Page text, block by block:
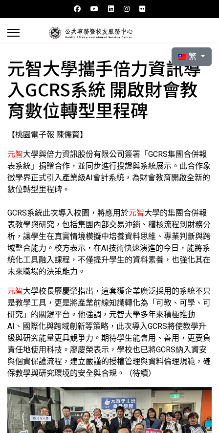
選擇你的語言
繁
元智大學攜手倍力資訊導
入GCRS系統 開啟財會教
育數位轉型里程碑
【桃園電子報 陳儒賢】
元智大學與倍力資訊股份有限公司簽署「GCRS集團合併報
表系統」捐贈合作，並同步進行授證與系統展示。此合作象
徵學界正式引入產業級AI會計系統，為財會教育開啟全新的
數位轉型里程碑。
GCRS系統此次導入校園，將應用於元智大學的集團合併報
表教學與研究，包括集團內部交易沖銷、稽核流程到財務分
析，讓學生在真實情境模擬中培養資料思維、專業判斷與跨
域整合能力。校方表示，在AI技術快速演進的今日，能將系
統化工具融入課程，不僅提升學生的資料素養，也強化其在
未來職場的決策能力。
元智大學校長廖慶榮指出，這套獲企業廣泛採用的系統不只
是教學工具，更是將產業前線知識轉化為「可教、可學、可
研究」的關鍵平台。他強調，元智大學多年來積極推動
AI、國際化與跨域創新等策略，此次導入GCRS將使教學升
級與研究能量更具競爭力。期待學生能會用、善用，更要負
責任地使用科技。廖慶榮表示，學校也已將GCRS納入資安
與個資保護流程，建立嚴謹的授權管理與資料倫理規範，確
保教學與研究環境的安全與合規。（待續）